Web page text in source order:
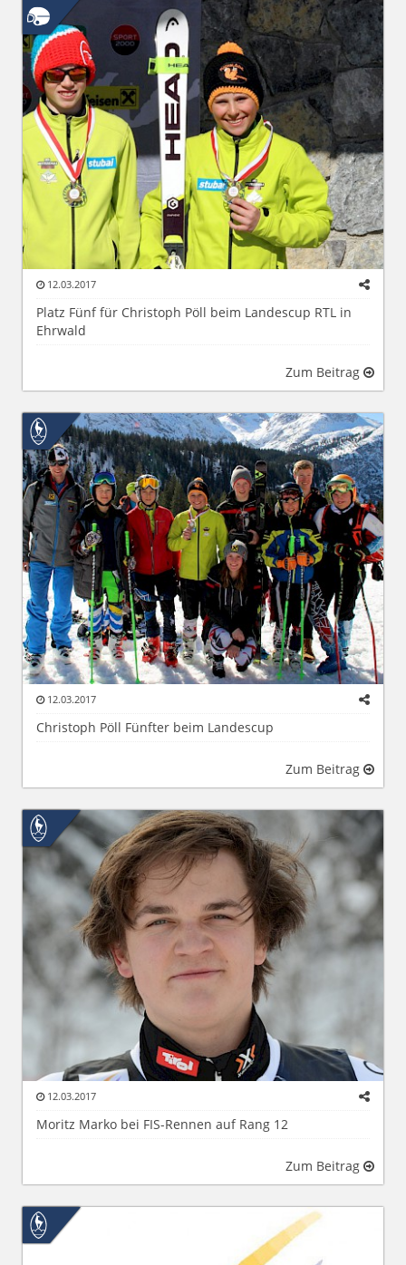
12.03.2017
Platz Fünf für Christoph Pöll beim Landescup RTL in
Ehrwald
Zum Beitrag
12.03.2017
Christoph Pöll Fünfter beim Landescup
Zum Beitrag
12.03.2017
Moritz Marko bei FIS-Rennen auf Rang 12
Zum Beitrag